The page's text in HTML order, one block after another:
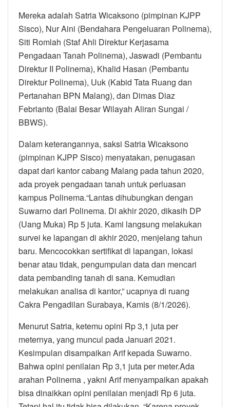
Mereka adalah Satria Wicaksono (pimpinan KJPP
Sisco), Nur Aini (Bendahara Pengeluaran Polinema),
Siti Romlah (Staf Ahli Direktur Kerjasama
Pengadaan Tanah Polinema), Jaswadi (Pembantu
Direktur II Polinema), Khalid Hasan (Pembantu
Direktur Polinema), Uuk (Kabid Tata Ruang dan
Pertanahan BPN Malang), dan Dimas Diaz
Febrianto (Balai Besar Wilayah Aliran Sungai /
BBWS).
Dalam keterangannya, saksi Satria Wicaksono
(pimpinan KJPP Sisco) menyatakan, penugasan
dapat dari kantor cabang Malang pada tahun 2020,
ada proyek pengadaan tanah untuk perluasan
kampus Polinema.“Lantas dihubungkan dengan
Suwarno dari Polinema. Di akhir 2020, dikasih DP
(Uang Muka) Rp 5 juta. Kami langsung melakukan
survei ke lapangan di akhir 2020, menjelang tahun
baru. Mencocokkan sertifikat di lapangan, lokasi
benar atau tidak, pengumpulan data dan mencari
data pembanding tanah di sana. Kemudian
melakukan analisa di kantor,” ucapnya di ruang
Cakra Pengadilan Surabaya, Kamis (8/1/2026).
Menurut Satria, ketemu opini Rp 3,1 juta per
meternya, yang muncul pada Januari 2021.
Kesimpulan disampaikan Arif kepada Suwarno.
Bahwa opini penilaian Rp 3,1 juta per meter.Ada
arahan Polinema , yakni Arif menyampaikan apakah
bisa dinaikkan opini penilaian menjadi Rp 6 juta.